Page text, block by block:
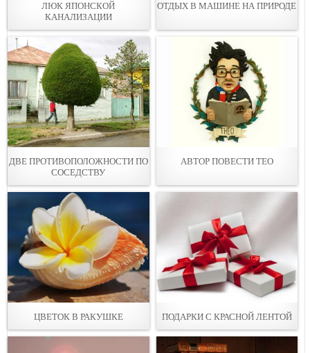
ЛЮК ЯПОНСКОЙ
КАНАЛИЗАЦИИ
ОТДЫХ В МАШИНЕ НА ПРИРОДЕ
ДВЕ ПРОТИВОПОЛОЖНОСТИ ПО
СОСЕДСТВУ
АВТОР ПОВЕСТИ ТЕО
ЦВЕТОК В РАКУШКЕ ПОДАРКИ С КРАСНОЙ ЛЕНТОЙ